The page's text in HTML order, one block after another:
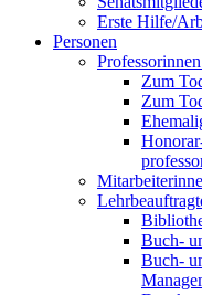
Erste Hilfe/
Personen
Zum
Zum
Buch-
Buch-